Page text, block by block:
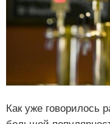
Как уже говорилось